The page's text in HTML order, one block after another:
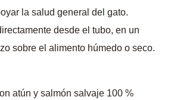
la salud general del gato.
desde el tubo, en un
sobre el alimento húmedo o seco.
atún y salmón salvaje 100 %